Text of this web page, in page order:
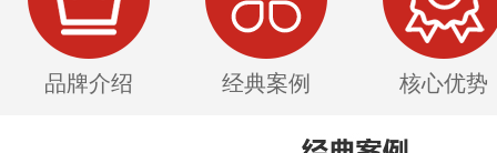
品牌介绍 经典案例 核心优势